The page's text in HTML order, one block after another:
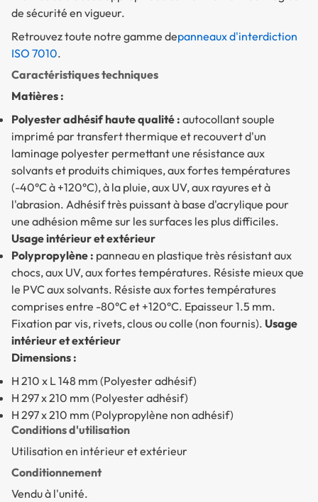
de sécurité en vigueur.
Retrouvez toute notre gamme depanneaux d'interdiction
ISO 7010.
Caractéristiques techniques
Matières :
Polyester adhésif haute qualité : autocollant souple
imprimé par transfert thermique et recouvert d'un
laminage polyester permettant une résistance aux
solvants et produits chimiques, aux fortes températures
(-40°C à +120°C), à la pluie, aux UV, aux rayures et à
l'abrasion. Adhésif très puissant à base d'acrylique pour
une adhésion même sur les surfaces les plus difficiles.
Usage intérieur et extérieur
Polypropylène : panneau en plastique très résistant aux
chocs, aux UV, aux fortes températures. Résiste mieux que
le PVC aux solvants. Résiste aux fortes températures
comprises entre -80°C et +120°C. Epaisseur 1.5 mm.
Fixation par vis, rivets, clous ou colle (non fournis). Usage
intérieur et extérieur
Dimensions :
H 210 x L 148 mm (Polyester adhésif)
H 297 x 210 mm (Polyester adhésif)
H 297 x 210 mm (Polypropylène non adhésif)
Conditions d'utilisation
Utilisation en intérieur et extérieur
Conditionnement
Vendu à l'unité.